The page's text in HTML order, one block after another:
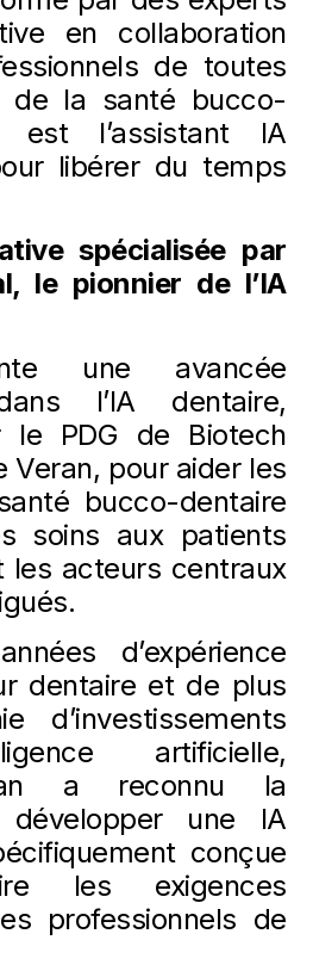
en collaboration
de toutes
de la santé bucco-
est l’assistant IA
libérer du temps
spécialisée par
le pionnier de l’IA
une avancée
l’IA dentaire,
le PDG de Biotech
Veran, pour aider les
bucco-dentaire
soins aux patients
les acteurs centraux
d’expérience
dentaire et de plus
d’investissements
artificielle,
a reconnu la
une IA
conçue
les exigences
professionnels de